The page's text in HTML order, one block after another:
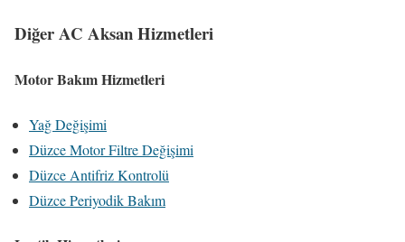
Diğer AC Aksan Hizmetleri
Motor Bakım Hizmetleri
Yağ Değişimi
Düzce Motor Filtre Değişimi
Düzce Antifriz Kontrolü
Düzce Periyodik Bakım